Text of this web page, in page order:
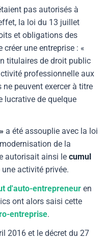
pas autorisés à
la loi du 13 juillet
et obligations des
une entreprise : «
titulaires de droit public
professionnelle aux
peuvent exercer à titre
lucrative de quelque
a été assouplie avec la loi
de la
autorisait ainsi le cumul
une activité privée.
d'auto-entrepreneur en
ont alors saisi cette
entreprise.
2016 et le décret du 27